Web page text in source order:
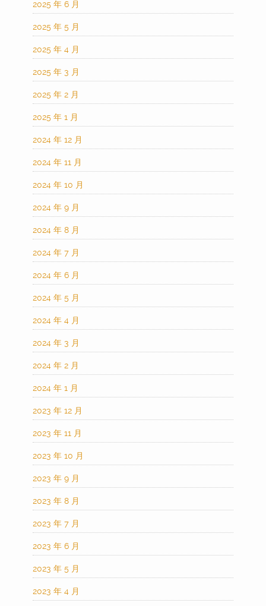
2025 年 6 月
2025 年 5 月
2025 年 4 月
2025 年 3 月
2025 年 2 月
2025 年 1 月
2024 年 12 月
2024 年 11 月
2024 年 10 月
2024 年 9 月
2024 年 8 月
2024 年 7 月
2024 年 6 月
2024 年 5 月
2024 年 4 月
2024 年 3 月
2024 年 2 月
2024 年 1 月
2023 年 12 月
2023 年 11 月
2023 年 10 月
2023 年 9 月
2023 年 8 月
2023 年 7 月
2023 年 6 月
2023 年 5 月
2023 年 4 月